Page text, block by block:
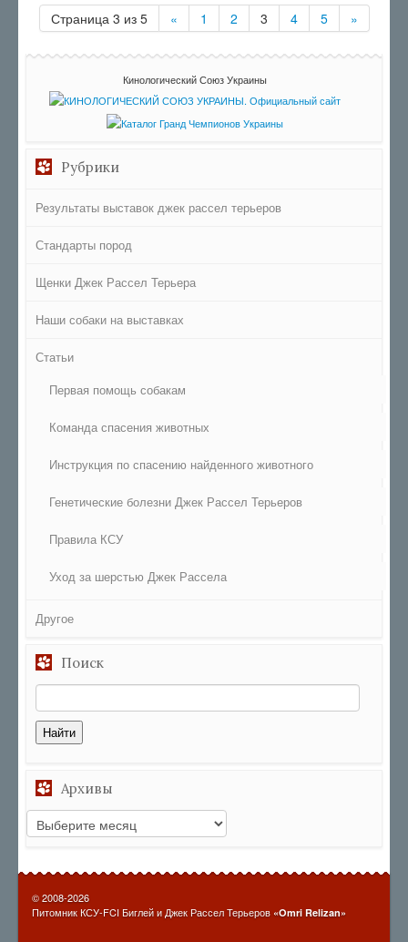
Страница 3 из 5 « 1 2 3 4 5 »
Кинологический Союз Украины
Рубрики
Результаты выставок джек рассел терьеров
Стандарты пород
Щенки Джек Рассел Терьера
Наши собаки на выставках
Статьи
Первая помощь собакам
Команда спасения животных
Инструкция по спасению найденного животного
Генетические болезни Джек Рассел Терьеров
Правила КСУ
Уход за шерстью Джек Рассела
Другое
Поиск
Архивы
© 2008-2026
Питомник КСУ-FCI Биглей и Джек Рассел Терьеров «Omri Relizan»